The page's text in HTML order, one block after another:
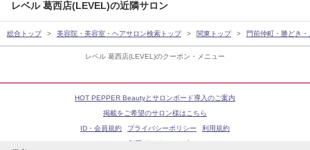
レベル 葛西店(LEVEL)のクーポン・メニュー
レベル 葛西店(LEVEL)の近隣サロン
総合トップ 美容院・美容室・ヘアサロン検索トップ 関東トップ 門前仲町・勝どき
HOT PEPPER Beautyとサロンボード導入のご案内
掲載をご希望のサロン様はこちら
ID・会員規約
プライバシーポリシー
利用規約
ご利用ガイド
ヘルプ